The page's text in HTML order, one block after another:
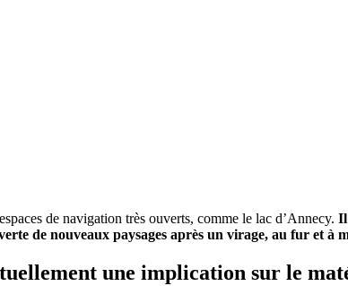
de navigation très ouverts, comme le lac d’Annecy. Il
de nouveaux paysages après un virage, au fur et à
une implication sur le